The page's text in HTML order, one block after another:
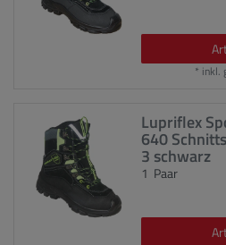
* inkl.
Lupriflex
640
3 schwarz
1 Paar